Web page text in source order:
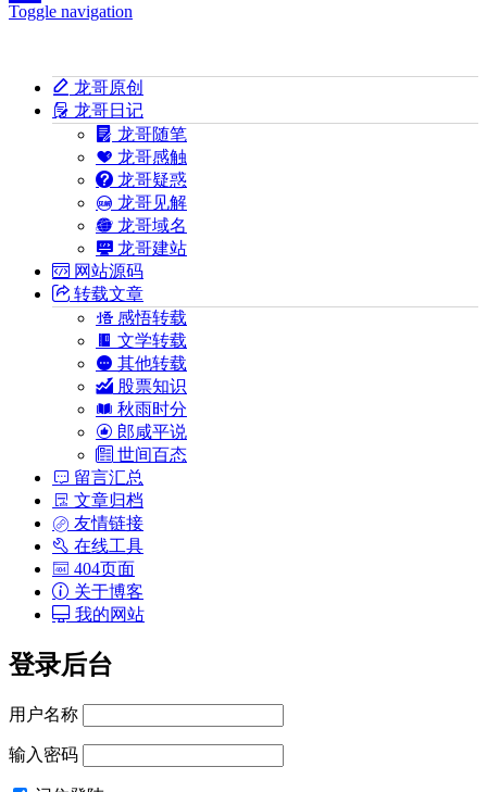
Toggle navigation
龙哥原创
龙哥日记
龙哥随笔
龙哥感触
龙哥疑惑
龙哥见解
龙哥域名
龙哥建站
网站源码
转载文章
感悟转载
文学转载
其他转载
股票知识
秋雨时分
郎咸平说
世间百态
留言汇总
文章归档
友情链接
在线工具
404页面
关于博客
我的网站
登录后台
用户名称
输入密码